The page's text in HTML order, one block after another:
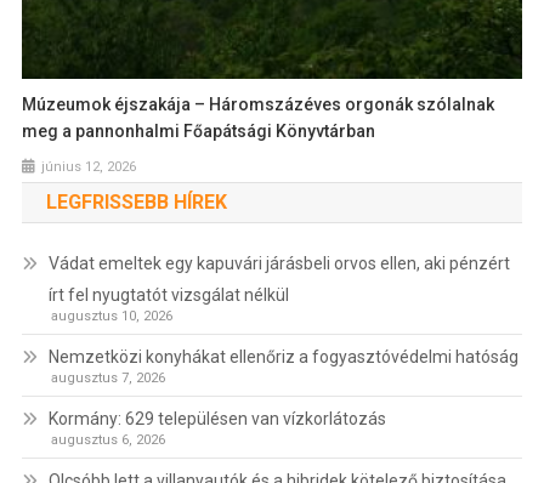
Múzeumok éjszakája – Háromszázéves orgonák szólalnak
meg a pannonhalmi Főapátsági Könyvtárban
június 12, 2026
LEGFRISSEBB HÍREK
Vádat emeltek egy kapuvári járásbeli orvos ellen, aki pénzért
írt fel nyugtatót vizsgálat nélkül
augusztus 10, 2026
Nemzetközi konyhákat ellenőriz a fogyasztóvédelmi hatóság
augusztus 7, 2026
Kormány: 629 településen van vízkorlátozás
augusztus 6, 2026